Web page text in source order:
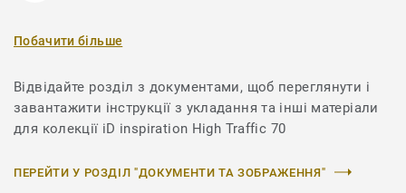
Побачити більше
Відвідайте розділ з документами, щоб переглянути і
завантажити інструкції з укладання та інші матеріали
для колекції iD inspiration High Traffic 70
ПЕРЕЙТИ У РОЗДІЛ "ДОКУМЕНТИ ТА ЗОБРАЖЕННЯ"